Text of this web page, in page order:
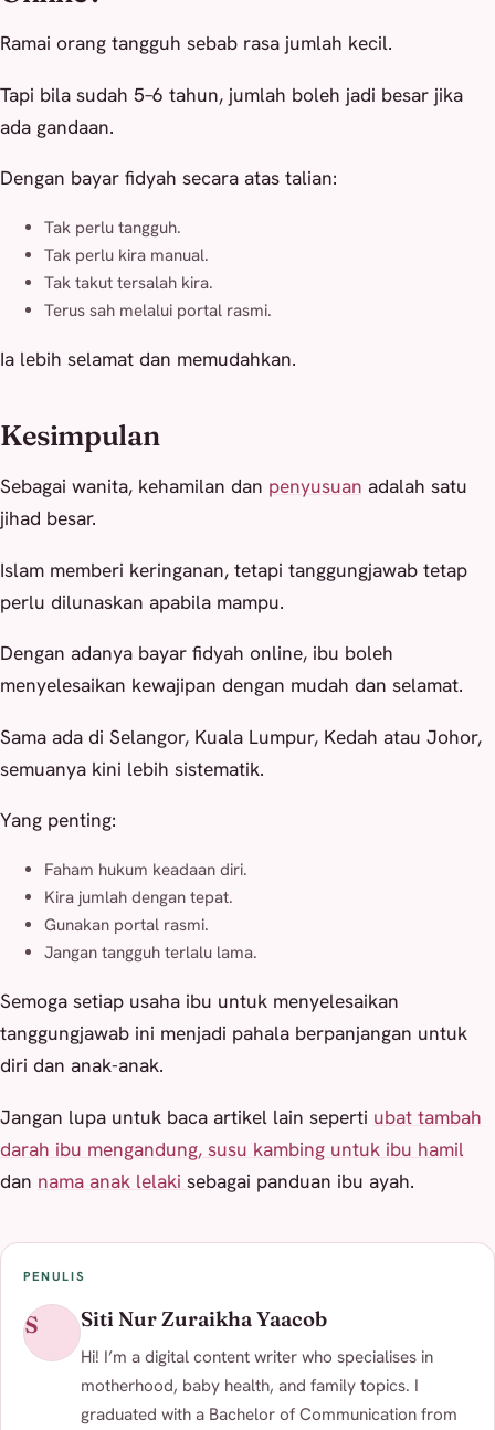
Ramai orang tangguh sebab rasa jumlah kecil.
Tapi bila sudah 5–6 tahun, jumlah boleh jadi besar jika
ada gandaan.
Dengan bayar fidyah secara atas talian:
Tak perlu tangguh.
Tak perlu kira manual.
Tak takut tersalah kira.
Terus sah melalui portal rasmi.
Ia lebih selamat dan memudahkan.
Kesimpulan
Sebagai wanita, kehamilan dan penyusuan adalah satu
jihad besar.
Islam memberi keringanan, tetapi tanggungjawab tetap
perlu dilunaskan apabila mampu.
Dengan adanya bayar fidyah online, ibu boleh
menyelesaikan kewajipan dengan mudah dan selamat.
Sama ada di Selangor, Kuala Lumpur, Kedah atau Johor,
semuanya kini lebih sistematik.
Yang penting:
Faham hukum keadaan diri.
Kira jumlah dengan tepat.
Gunakan portal rasmi.
Jangan tangguh terlalu lama.
Semoga setiap usaha ibu untuk menyelesaikan
tanggungjawab ini menjadi pahala berpanjangan untuk
diri dan anak-anak.
Jangan lupa untuk baca artikel lain seperti ubat tambah
darah ibu mengandung, susu kambing untuk ibu hamil
dan nama anak lelaki sebagai panduan ibu ayah.
PENULIS
S Siti Nur Zuraikha Yaacob
Hi! I’m a digital content writer who specialises in
motherhood, baby health, and family topics. I
graduated with a Bachelor of Communication from